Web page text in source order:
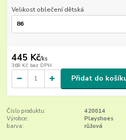
Velikost oblečení dětská
445 Kč/ks
368 Kč bez DPH
Přidat do
Číslo produktu:
420014
Výrobce:
Playshoes
barva:
růžová